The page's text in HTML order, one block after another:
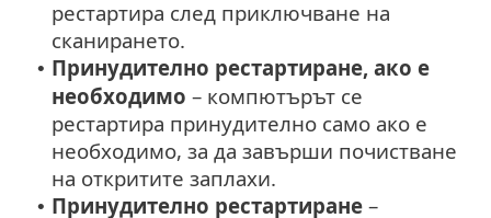
рестартира след приключване на
сканирането.
• Принудително рестартиране, ако е
необходимо – компютърът се
рестартира принудително само ако е
необходимо, за да завърши почистване
на откритите заплахи.
• Принудително рестартиране –